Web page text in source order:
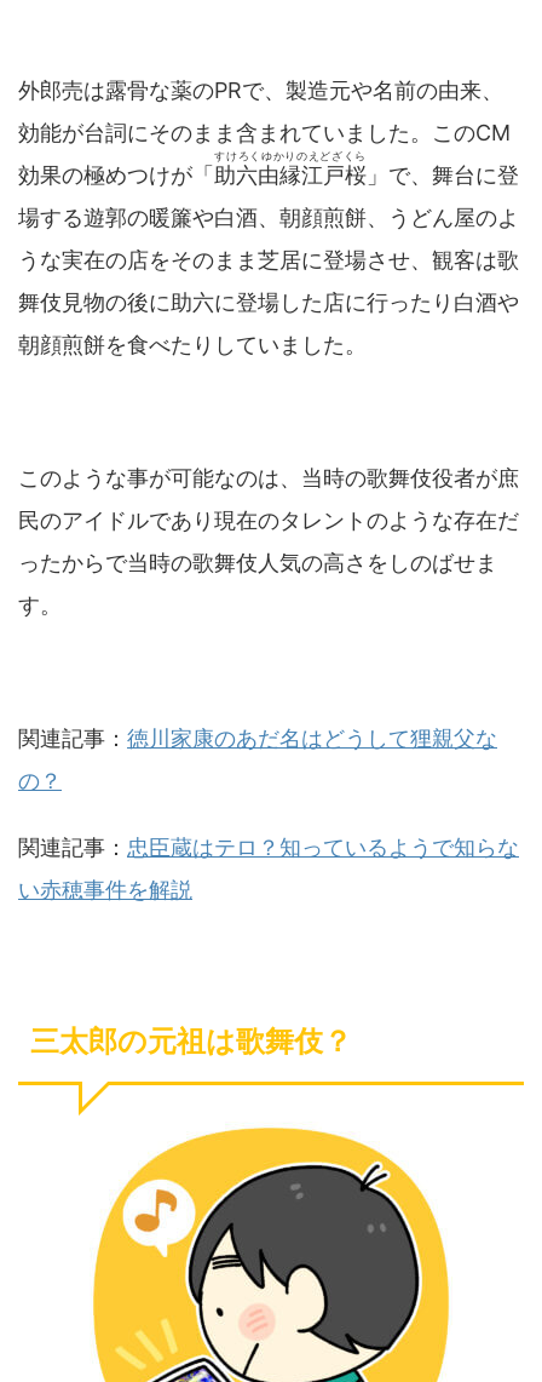
外郎売は露骨な薬のPRで、製造元や名前の由来、
効能が台詞にそのまま含まれていました。このCM
効果の極めつけが「 助六由縁江戸桜
すけろくゆかりのえどざくら
」で、舞台に登
場する遊郭の暖簾や白酒、朝顔煎餅、うどん屋のよ
うな実在の店をそのまま芝居に登場させ、観客は歌
舞伎見物の後に助六に登場した店に行ったり白酒や
朝顔煎餅を食べたりしていました。
このような事が可能なのは、当時の歌舞伎役者が庶
民のアイドルであり現在のタレントのような存在だ
ったからで当時の歌舞伎人気の高さをしのばせま
す。
関連記事： 徳川家康のあだ名はどうして狸親父な
の？
関連記事： 忠臣蔵はテロ？知っているようで知らな
い赤穂事件を解説
三太郎の元祖は歌舞伎？